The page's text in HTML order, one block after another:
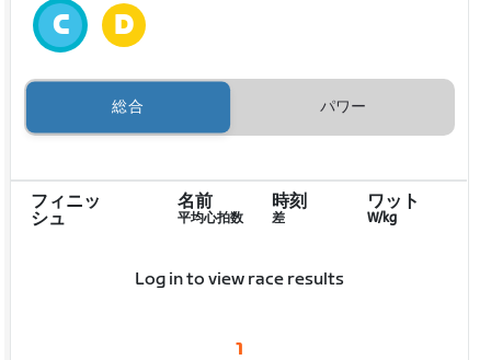
総合 パワー
フィニッ
シュ
名前
平均心拍数
時刻
差
ワット
W/kg
Log in to view race results
1